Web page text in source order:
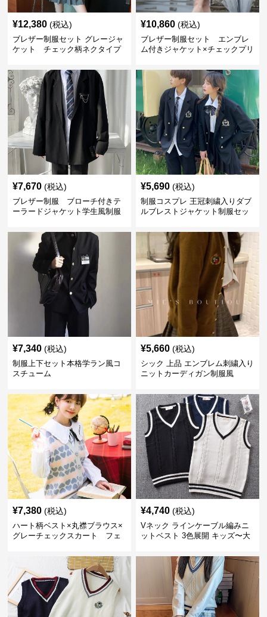
¥12,380 (税込)
ブレザー制服セット グレージャ
ケット チェック柄ネクタイプ
¥10,860 (税込)
ブレザー制服セット エンブレ
ム付きジャケット×チェックプリ
¥7,670 (税込)
ブレザー制服 ブローチ付きテ
ーラードジャケット学生風制服
¥5,690 (税込)
制服コスプレ 王冠刺繍入りダブ
ルブレストジャケット制服セッ
¥7,340 (税込)
制服上下セット本格学ラン風コ
スチューム
¥5,660 (税込)
シック 上品 エンブレム刺繍入り
ニットカーディガン制服風
¥7,380 (税込)
ハート柄ベスト×丸襟ブラウス×
グレーチェックスカート フェ
¥4,740 (税込)
Vネック ラインケーブル編みニ
ットベスト 3色展開 キッズ〜大